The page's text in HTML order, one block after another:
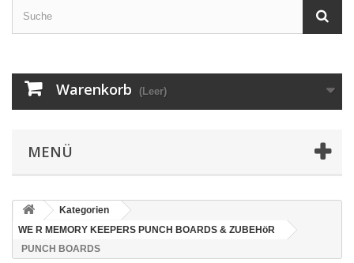
Warenkorb (Leer)
MENÜ
Kategorien
WE R MEMORY KEEPERS PUNCH BOARDS & ZUBEHöR
PUNCH BOARDS